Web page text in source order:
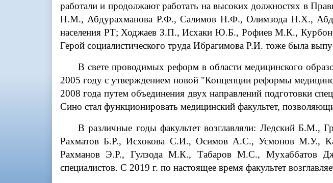
работали и продолжают работать на высоких должностях в
Н.М., Абдурахманова Р.Ф., Салимов Н.Ф., Олимзода Н.Х.,
населения РТ; Ходжаев З.П., Исхаки Ю.Б., Рофиев М.К.,
Герой социалистического труда Ибрагимова Р.И. тоже была
В свете проводимых реформ в области медицинского
2005 году с утверждением новой "Концепции реформы
2008 года путем объединения двух направлений подготовки
Сино стал функционировать медицинский факультет,
В различные годы факультет возглавляли: Ледский Б.М.,
Рахматов Б.Р., Исхокова С.И., Осимов А.С., Усмонов М.У.,
Рахманов Э.Р., Гулзода М.К., Табаров М.С., Мухаббатов
специалистов. С 2019 г. по настоящее время факультет